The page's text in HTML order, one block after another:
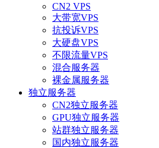
CN2 VPS
大带宽VPS
抗投诉VPS
大硬盘VPS
不限流量VPS
混合服务器
裸金属服务器
独立服务器
CN2独立服务器
GPU独立服务器
站群独立服务器
国内独立服务器